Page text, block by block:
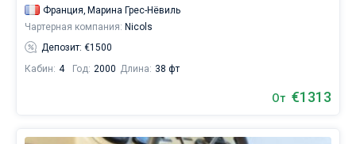
Франция, Марина Грес-Нёвиль
Чартерная компания: Nicols
Депозит: €1500
Кабин: 4 Год: 2000 Длина: 38 фт
От €1313